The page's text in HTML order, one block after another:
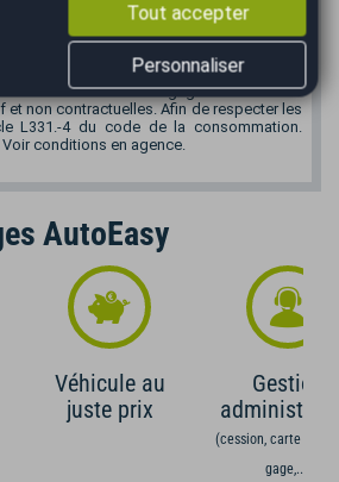
la simulation
et doit être remboursé. Vérifiez vos
avant de vous engager. Informations
et non contractuelles. Afin de respecter les
L331.-4 du code de la consommation.
conditions en agence.
AutoEasy
Véhicule au
juste prix
Gestion
(cession, carte grise,
gage,...)
Tout accepter
Personnaliser